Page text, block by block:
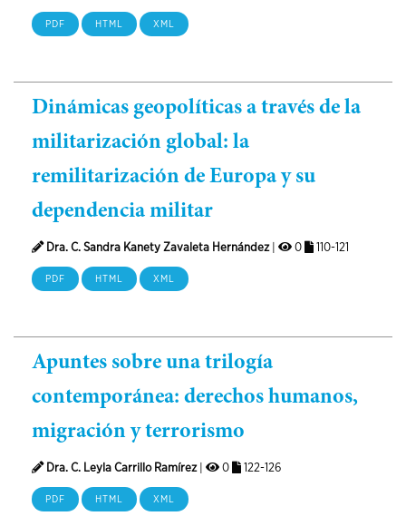
PDF HTML XML
Dinámicas geopolíticas a través de la
militarización global: la
remilitarización de Europa y su
dependencia militar
Dra. C. Sandra Kanety Zavaleta Hernández| 0 110-121
PDF HTML XML
Apuntes sobre una trilogía
contemporánea: derechos humanos,
migración y terrorismo
Dra. C. Leyla Carrillo Ramírez 0 122-126
PDF HTML XML